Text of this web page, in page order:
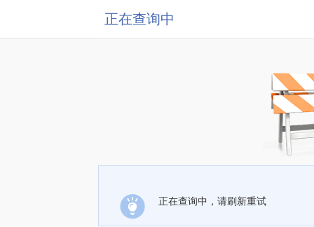
正在查询中
正在查询中，请刷新重试